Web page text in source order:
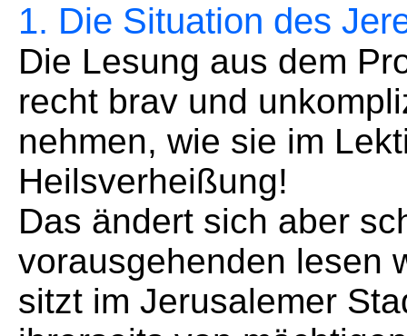
1. Die Situation des
Die Lesung aus dem
recht brav und
nehmen, wie sie im
Heilsverheißung!
Das ändert sich aber
vorausgehenden lesen
sitzt im Jerusalemer